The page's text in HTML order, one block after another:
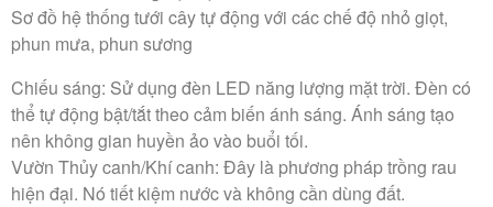
Sơ đồ hệ thống tưới cây tự động với các chế độ nhỏ giọt,
phun mưa, phun sương
Chiếu sáng: Sử dụng đèn LED năng lượng mặt trời. Đèn có
thể tự động bật/tắt theo cảm biến ánh sáng. Ánh sáng tạo
nên không gian huyền ảo vào buổi tối.
Vườn Thủy canh/Khí canh: Đây là phương pháp trồng rau
hiện đại. Nó tiết kiệm nước và không cần dùng đất.